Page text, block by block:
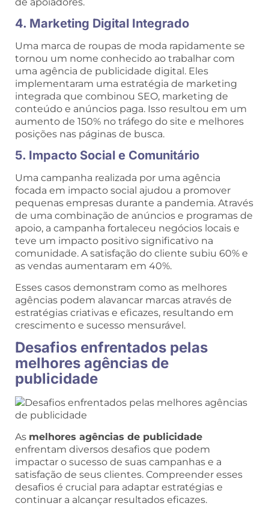
4. Marketing Digital Integrado
Uma marca de roupas de moda rapidamente se
tornou um nome conhecido ao trabalhar com
uma agência de publicidade digital. Eles
implementaram uma estratégia de marketing
integrada que combinou SEO, marketing de
conteúdo e anúncios paga. Isso resultou em um
aumento de 150% no tráfego do site e melhores
posições nas páginas de busca.
5. Impacto Social e Comunitário
Uma campanha realizada por uma agência
focada em impacto social ajudou a promover
pequenas empresas durante a pandemia. Através
de uma combinação de anúncios e programas de
apoio, a campanha fortaleceu negócios locais e
teve um impacto positivo significativo na
comunidade. A satisfação do cliente subiu 60% e
as vendas aumentaram em 40%.
Esses casos demonstram como as melhores
agências podem alavancar marcas através de
estratégias criativas e eficazes, resultando em
crescimento e sucesso mensurável.
Desafios enfrentados pelas
melhores agências de
publicidade
As melhores agências de publicidade
enfrentam diversos desafios que podem
impactar o sucesso de suas campanhas e a
satisfação de seus clientes. Compreender esses
desafios é crucial para adaptar estratégias e
continuar a alcançar resultados eficazes.